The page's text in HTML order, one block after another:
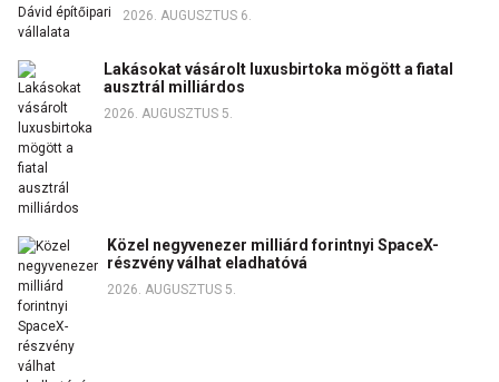
2026. AUGUSZTUS 6.
Lakásokat vásárolt luxusbirtoka mögött a fiatal
ausztrál milliárdos
2026. AUGUSZTUS 5.
Közel negyvenezer milliárd forintnyi SpaceX-
részvény válhat eladhatóvá
2026. AUGUSZTUS 5.